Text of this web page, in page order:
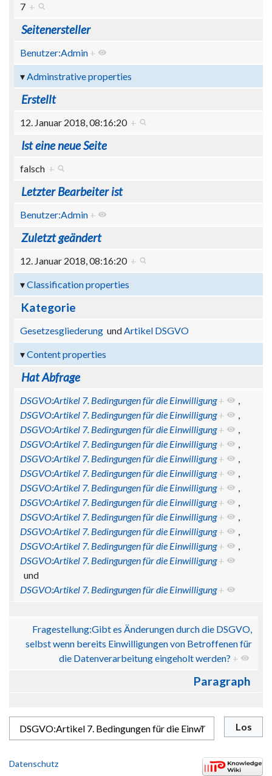
7 +
Seitenersteller
Benutzer:Admin +
Adminstrative properties
Erstellt
12. Januar 2018, 08:16:20 +
Ist eine neue Seite
falsch +
Letzter Bearbeiter ist
Benutzer:Admin +
Zuletzt geändert
12. Januar 2018, 08:16:20 +
Classification properties
Kategorie
GesetzesgliederungundArtikel DSGVO
Content properties
Hat Abfrage
DSGVO:Artikel 7. Bedingungen für die Einwilligung +
,
DSGVO:Artikel 7. Bedingungen für die Einwilligung +
,
DSGVO:Artikel 7. Bedingungen für die Einwilligung +
,
DSGVO:Artikel 7. Bedingungen für die Einwilligung +
,
DSGVO:Artikel 7. Bedingungen für die Einwilligung +
,
DSGVO:Artikel 7. Bedingungen für die Einwilligung +
,
DSGVO:Artikel 7. Bedingungen für die Einwilligung +
,
DSGVO:Artikel 7. Bedingungen für die Einwilligung +
,
DSGVO:Artikel 7. Bedingungen für die Einwilligung +
,
DSGVO:Artikel 7. Bedingungen für die Einwilligung +
,
DSGVO:Artikel 7. Bedingungen für die Einwilligung +
,
DSGVO:Artikel 7. Bedingungen für die Einwilligung +
und
DSGVO:Artikel 7. Bedingungen für die Einwilligung +
Fragestellung:Gibt es Änderungen durch die DSGVO,
selbst wenn bereits Einwilligungen von Betroffenen für
die Datenverarbeitung eingeholt werden? +
Paragraph
Datenschutz